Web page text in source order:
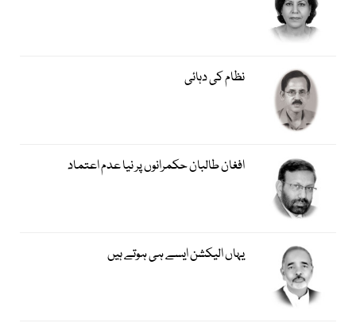
نظام کی دہائی
افغان طالبان حکمرانوں پر نیا عدم اعتماد
یہاں الیکشن ایسے ہی ہوتے ہیں